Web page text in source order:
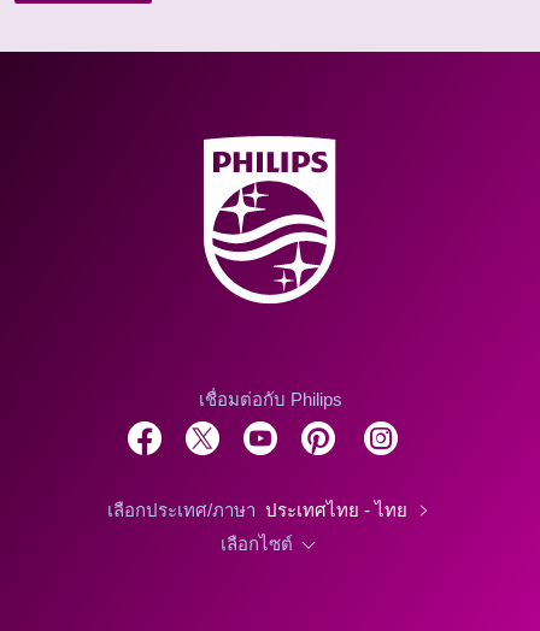
เชื่อมต่อกับ Philips
เลือกประเทศ/ภาษา ประเทศไทย - ไทย
เลือกไซต์